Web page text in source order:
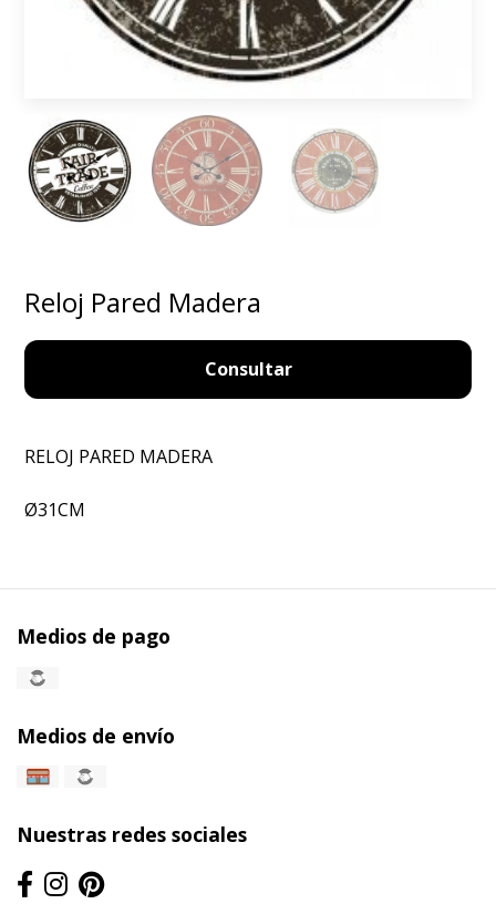
Reloj Pared Madera
Consultar
RELOJ PARED MADERA
Ø31CM
Medios de pago
Medios de envío
Nuestras redes sociales